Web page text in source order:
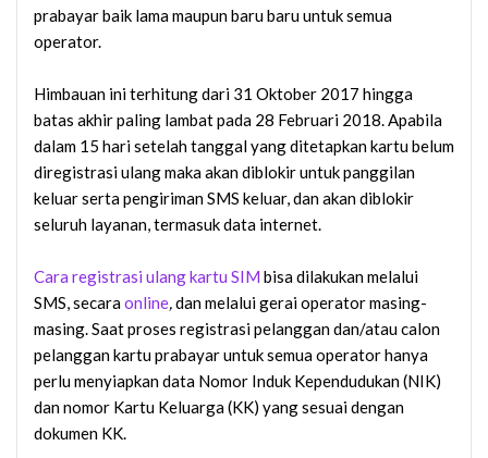
prabayar baik lama maupun baru baru untuk semua
operator.
Himbauan ini terhitung dari 31 Oktober 2017 hingga
batas akhir paling lambat pada 28 Februari 2018. Apabila
dalam 15 hari setelah tanggal yang ditetapkan kartu belum
diregistrasi ulang maka akan diblokir untuk panggilan
keluar serta pengiriman SMS keluar, dan akan diblokir
seluruh layanan, termasuk data internet.
Cara registrasi ulang kartu SIM bisa dilakukan melalui
SMS, secaraonline,dan melalui gerai operator masing-
masing. Saat proses registrasi pelanggan dan/atau calon
pelanggan kartu prabayar untuk semua operator hanya
perlu menyiapkan data Nomor Induk Kependudukan (NIK)
dan nomor Kartu Keluarga (KK) yang sesuai dengan
dokumen KK.